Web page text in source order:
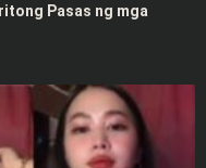
Pasas ng mga